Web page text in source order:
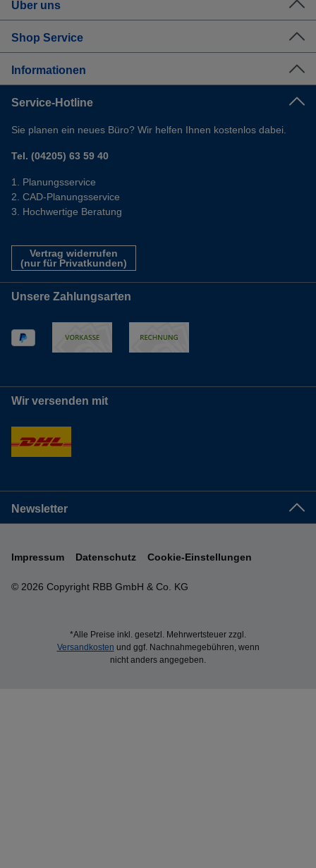
Über uns
Shop Service
Informationen
Service-Hotline
Sie planen ein neues Büro? Wir helfen Ihnen kostenlos dabei.
Tel. (04205) 63 59 40
Planungsservice
CAD-Planungsservice
Hochwertige Beratung
Vertrag widerrufen
(nur für Privatkunden)
Unsere Zahlungsarten
Wir versenden mit
Newsletter
© 2026 Copyright RBB GmbH & Co. KG
Impressum Datenschutz Cookie-Einstellungen
*Alle Preise inkl. gesetzl. Mehrwertsteuer zzgl.
Versandkosten und ggf. Nachnahmegebühren, wenn
nicht anders angegeben.